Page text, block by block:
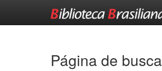
Página de busca